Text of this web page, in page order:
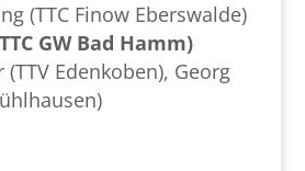
(TTC Finow Eberswalde)
GW Bad Hamm)
Edenkoben), Georg